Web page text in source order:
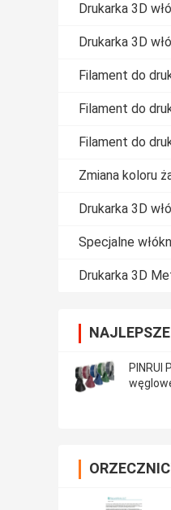
Drukarka 3D
Drukarka 3D
Filament do
Filament do
Filament do
Zmiana koloru
Drukarka 3D
Specjalne
Drukarka 3D
PINRUI